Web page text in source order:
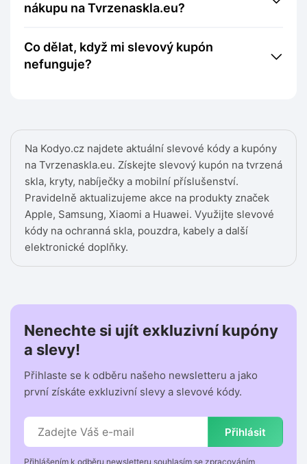
Na Kodyo.cz najdete aktuální slevové kódy a kupóny
na Tvrzenaskla.eu. Získejte slevový kupón na tvrzená
skla, kryty, nabíječky a mobilní příslušenství.
Pravidelně aktualizujeme akce na produkty značek
Apple, Samsung, Xiaomi a Huawei. Využijte slevové
kódy na ochranná skla, pouzdra, kabely a další
elektronické doplňky.
nákupu na Tvrzenaskla.eu?
Co dělat, když mi slevový kupón
nefunguje?
Nenechte si ujít exkluzivní kupóny
a slevy!
Přihlaste se k odběru našeho newsletteru a jako
první získáte exkluzivní slevy a slevové kódy.
Přihlásit
Přihlášením k odběru newsletteru souhlasím se zpracováním